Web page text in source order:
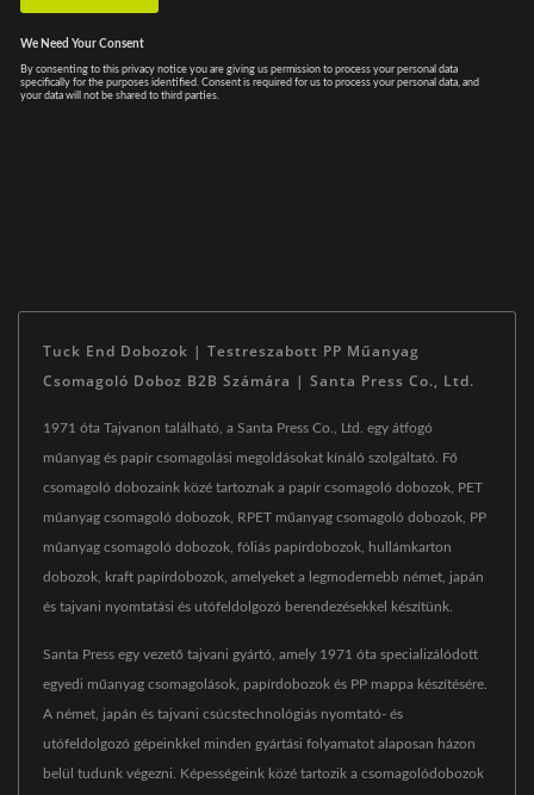
Tuck End Dobozok | Testreszabott PP Műanyag
Csomagoló Doboz B2B Számára | Santa Press Co., Ltd.
1971 óta Tajvanon található, a Santa Press Co., Ltd. egy átfogó
műanyag és papír csomagolási megoldásokat kínáló szolgáltató. Fő
csomagoló dobozaink közé tartoznak a papír csomagoló dobozok, PET
műanyag csomagoló dobozok, RPET műanyag csomagoló dobozok, PP
műanyag csomagoló dobozok, fóliás papírdobozok, hullámkarton
dobozok, kraft papírdobozok, amelyeket a legmodernebb német, japán
és tajvani nyomtatási és utófeldolgozó berendezésekkel készítünk.
Santa Press egy vezető tajvani gyártó, amely 1971 óta specializálódott
egyedi műanyag csomagolások, papírdobozok és PP mappa készítésére.
A német, japán és tajvani csúcstechnológiás nyomtató- és
utófeldolgozó gépeinkkel minden gyártási folyamatot alaposan házon
belül tudunk végezni. Képességeink közé tartozik a csomagolódobozok